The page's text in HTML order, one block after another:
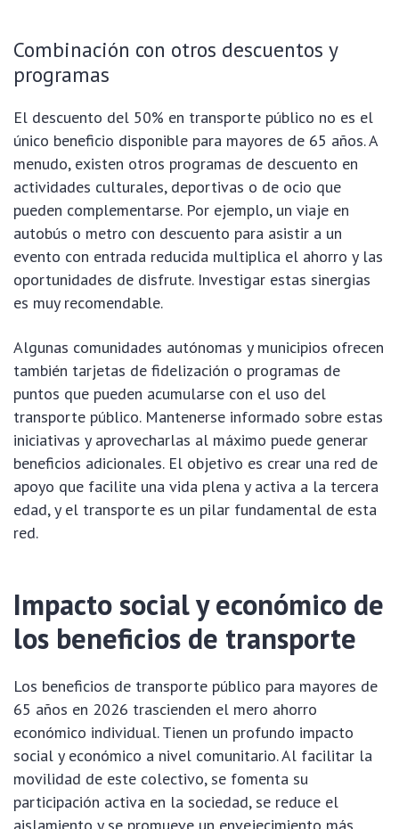
Combinación con otros descuentos y
programas
El descuento del 50% en transporte público no es el
único beneficio disponible para mayores de 65 años. A
menudo, existen otros programas de descuento en
actividades culturales, deportivas o de ocio que
pueden complementarse. Por ejemplo, un viaje en
autobús o metro con descuento para asistir a un
evento con entrada reducida multiplica el ahorro y las
oportunidades de disfrute. Investigar estas sinergias
es muy recomendable.
Algunas comunidades autónomas y municipios ofrecen
también tarjetas de fidelización o programas de
puntos que pueden acumularse con el uso del
transporte público. Mantenerse informado sobre estas
iniciativas y aprovecharlas al máximo puede generar
beneficios adicionales. El objetivo es crear una red de
apoyo que facilite una vida plena y activa a la tercera
edad, y el transporte es un pilar fundamental de esta
red.
Impacto social y económico de
los beneficios de transporte
Los beneficios de transporte público para mayores de
65 años en 2026 trascienden el mero ahorro
económico individual. Tienen un profundo impacto
social y económico a nivel comunitario. Al facilitar la
movilidad de este colectivo, se fomenta su
participación activa en la sociedad, se reduce el